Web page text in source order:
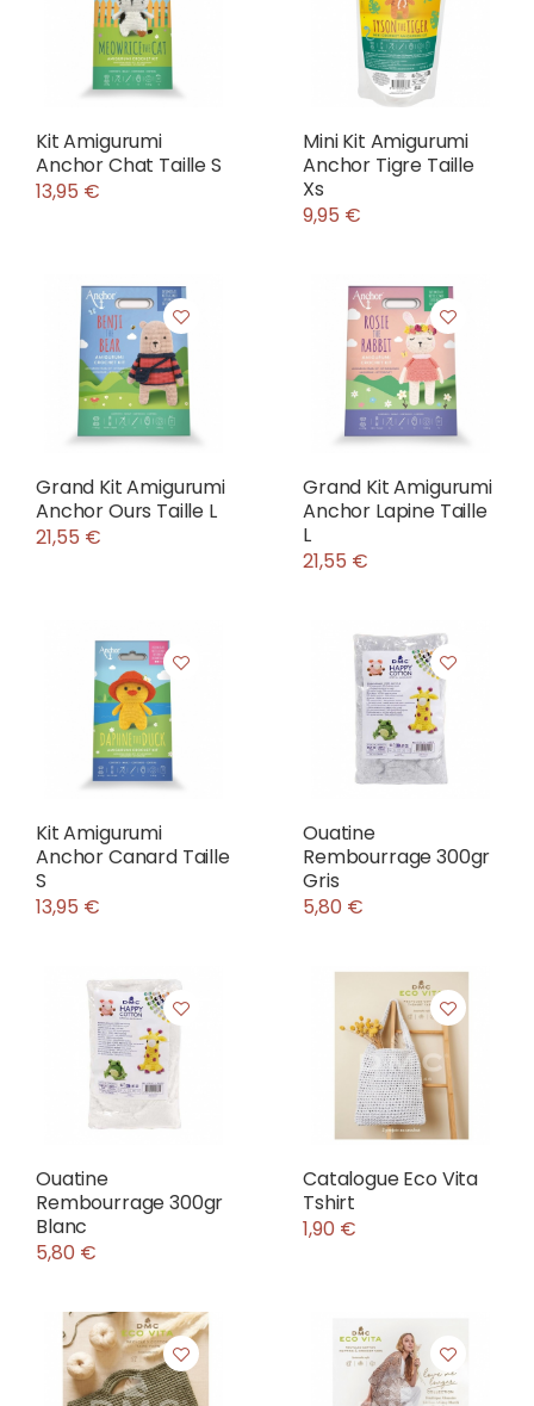
Kit Amigurumi
Anchor Chat Taille S
13,95 €
Mini Kit Amigurumi
Anchor Tigre Taille
Xs
9,95 €
Grand Kit Amigurumi
Anchor Ours Taille L
21,55 €
Grand Kit Amigurumi
Anchor Lapine Taille
L
21,55 €
Kit Amigurumi
Anchor Canard Taille
S
13,95 €
Ouatine
Rembourrage 300gr
Gris
5,80 €
Ouatine
Rembourrage 300gr
Blanc
5,80 €
Catalogue Eco Vita
Tshirt
1,90 €